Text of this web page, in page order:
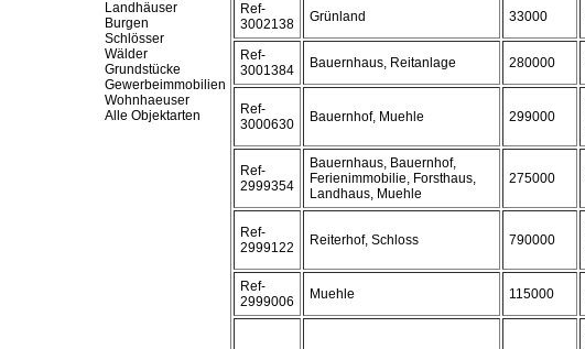
Landhäuser
Burgen
Schlösser
Wälder
Grundstücke
Gewerbeimmobilien
Wohnhaeuser
Alle Objektarten
Ref-
3002138
Grünland 33000
Ref-
3001384
Bauernhaus, Reitanlage 280000
Ref-
3000630
Bauernhof, Muehle 299000
Ref-
2999354
Bauernhaus, Bauernhof,
Ferienimmobilie, Forsthaus,
Landhaus, Muehle
275000
Ref-
2999122
Reiterhof, Schloss 790000
Ref-
2999006
Muehle 115000